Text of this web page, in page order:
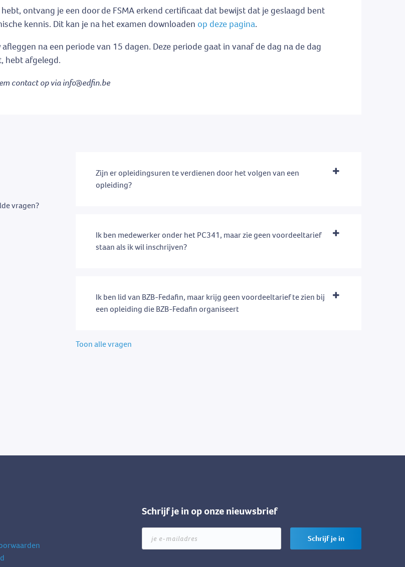
ontvang je een door de FSMA erkend certificaat dat bewijst dat je geslaagd bent
kennis. Dit kan je na het examen downloaden op deze pagina.
na een periode van 15 dagen. Deze periode gaat in vanaf de dag na de dag
hebt afgelegd.
contact op via info@edfin.be
vragen?
Zijn er opleidingsuren te verdienen door het volgen van een
opleiding?
Ik ben medewerker onder het PC341, maar zie geen voordeeltarief
staan als ik wil inschrijven?
Ik ben lid van BZB-Fedafin, maar krijg geen voordeeltarief te zien bij
een opleiding die BZB-Fedafin organiseert
Toon alle vragen
Schrijf je in op onze nieuwsbrief
mailadres
Schrijf je in